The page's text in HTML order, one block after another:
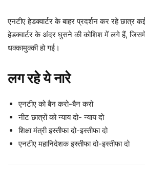
एनटीए हेडक्वार्टर के बाहर प्रदर्शन कर रहे छात्र
हेडक्वार्टर के अंदर घुसने की कोशिश में लगे हैं,
धक्कामुक्की हो गई।
लग रहे ये नारे
एनटीए को बैन करो-बैन करो
नीट छात्रों को न्याय दो- न्याय दो
शिक्षा मंत्री इस्तीफा दो-इस्तीफा दो
एनटीए महानिदेशक इस्तीफा दो-इस्तीफा दो